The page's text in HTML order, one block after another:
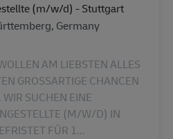
(m/w/d) - Stuttgart
Germany
AM LIEBSTEN ALLES
GROSSARTIGE CHANCEN
SUCHEN EINE
(M/W/D) IN
FÜR 1...